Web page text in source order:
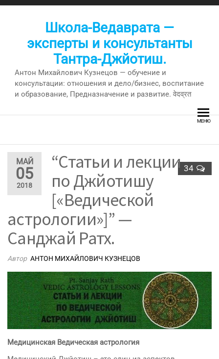
Перейти
Школа-Ведаврата —
эксперты и консультанты
Тантра-Джйотиш.
Антон Михайлович Кузнецов — обучение и
консультации: отношения и дело/бизнес, воспитание
и образование, Предназначение и развитие. वेदव्रत
МЕНЮ
МАЙ
05
2018
34
“Статьи и лекции
по Джйотишу
[«Ведической
астрологии»]” —
Санджай Ратх.
Автор АНТОН МИХАЙЛОВИЧ КУЗНЕЦОВ
Медицинская Ведическая астрология